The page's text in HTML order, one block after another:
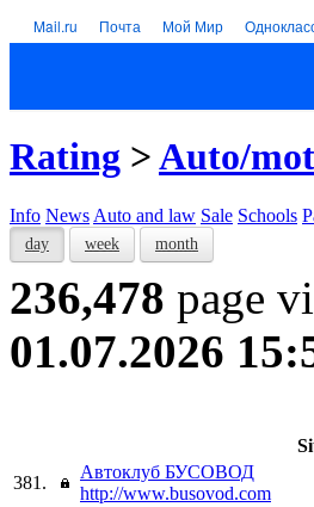
Mail.ru Почта Мой Мир
Rating >Auto/
Info News Auto and law Sale Schools
day week month
236,478 page
01.07.2026
381.
Автоклуб БУСОВОД
http://www.busovod.com